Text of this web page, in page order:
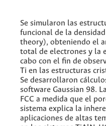
Se simularon las
funcional de la
theory), obteniendo el
total de electrones y la
cabo con el fin de
Ti en las estructuras
Se desarrollaron
software Gaussian 98.
FCC a medida que el
sistema explica la
aplicaciones de altas